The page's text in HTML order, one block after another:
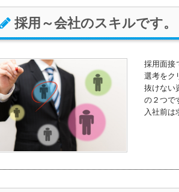
採用～会社のスキルです。
採用面接
選考をク
抜けない
の２つで
入社前